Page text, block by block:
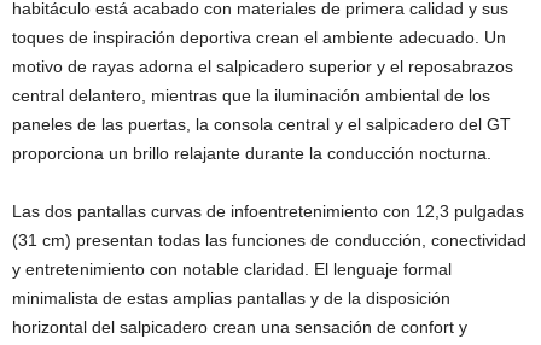
habitáculo está acabado con materiales de primera calidad y sus
toques de inspiración deportiva crean el ambiente adecuado. Un
motivo de rayas adorna el salpicadero superior y el reposabrazos
central delantero, mientras que la iluminación ambiental de los
paneles de las puertas, la consola central y el salpicadero del GT
proporciona un brillo relajante durante la conducción nocturna.
Las dos pantallas curvas de infoentretenimiento con 12,3 pulgadas
(31 cm) presentan todas las funciones de conducción, conectividad
y entretenimiento con notable claridad. El lenguaje formal
minimalista de estas amplias pantallas y de la disposición
horizontal del salpicadero crean una sensación de confort y